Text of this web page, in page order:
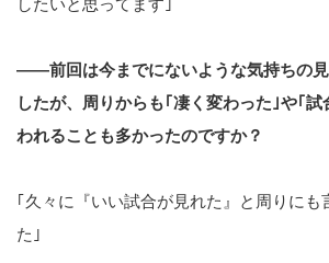
したいと思ってます｣
――前回は今までにないような気持ちの
したが、周りからも｢凄く変わった｣や｢
われることも多かったのですか？
｢久々に『いい試合が見れた』と周りにも
た｣